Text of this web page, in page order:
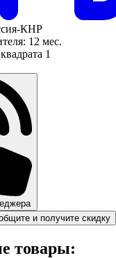
КНР
12 мес.
1
и получите скидку
товары: